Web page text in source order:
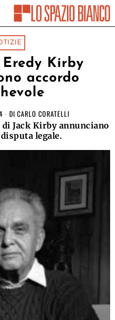
Kirby
accordo
DI CARLO CORATELLI
Jack Kirby annunciano
legale.